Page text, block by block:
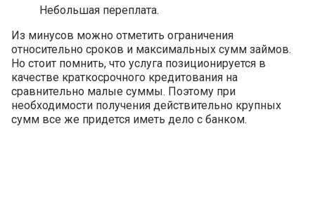
Небольшая переплата.
Из минусов можно отметить ограничения
относительно сроков и максимальных сумм займов.
Но стоит помнить, что услуга позиционируется в
качестве краткосрочного кредитования на
сравнительно малые суммы. Поэтому при
необходимости получения действительно крупных
сумм все же придется иметь дело с банком.